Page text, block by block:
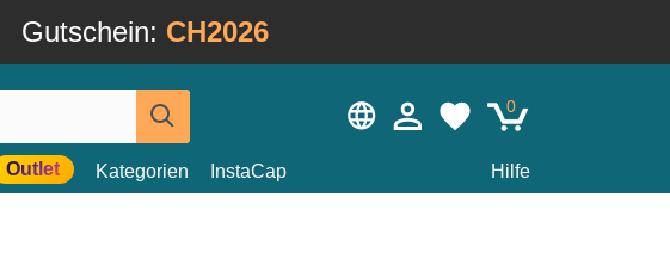
Gutschein: CH2026
0
Outlet Kategorien InstaCap Hilfe